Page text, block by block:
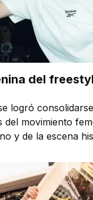
del
logró
del movimiento
y de la escena